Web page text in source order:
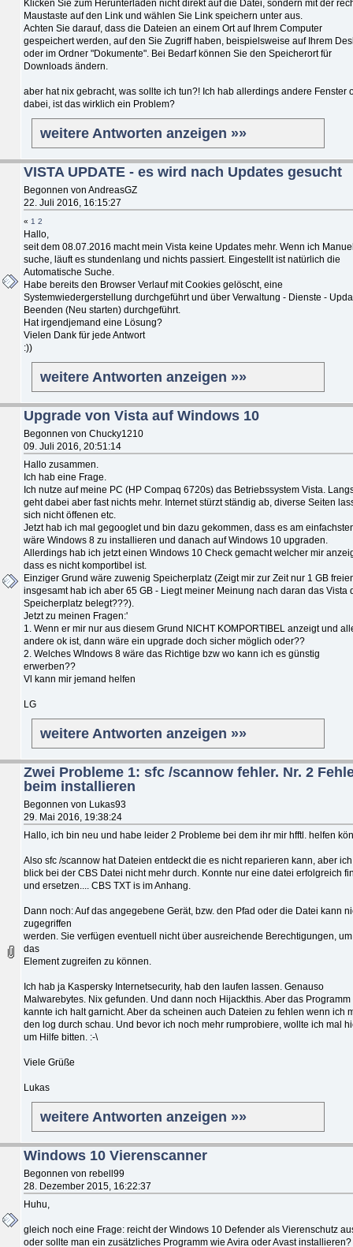
Klicken Sie zum Herunterladen nicht direkt auf die Datei, sondern mit der
Maustaste auf den Link und wählen Sie Link speichern unter aus.
Achten Sie darauf, dass die Dateien an einem Ort auf Ihrem Computer
gespeichert werden, auf den Sie Zugriff haben, beispielsweise auf Ihrem
oder im Ordner "Dokumente". Bei Bedarf können Sie den Speicherort für
Downloads ändern.
aber hat nix gebracht, was sollte ich tun?! Ich hab allerdings andere Fenster
dabei, ist das wirklich ein Problem?
weitere Antworten anzeigen »»
VISTA UPDATE - es wird nach Updates gesucht
Begonnen von AndreasGZ
22. Juli 2016, 16:15:27
« 1 2
Hallo,
seit dem 08.07.2016 macht mein Vista keine Updates mehr. Wenn ich
suche, läuft es stundenlang und nichts passiert. Eingestellt ist natürlich die
Automatische Suche.
Habe bereits den Browser Verlauf mit Cookies gelöscht, eine
Systemwiedergerstellung durchgeführt und über Verwaltung - Dienste -
Beenden (Neu starten) durchgeführt.
Hat irgendjemand eine Lösung?
Vielen Dank für jede Antwort
:))
weitere Antworten anzeigen »»
Upgrade von Vista auf Windows 10
Begonnen von Chucky1210
09. Juli 2016, 20:51:14
Hallo zusammen.
Ich hab eine Frage.
Ich nutze auf meine PC (HP Compaq 6720s) das Betriebssystem Vista.
geht dabei aber fast nichts mehr. Internet stürzt ständig ab, diverse Seiten
sich nicht öffenen etc.
Jetzt hab ich mal gegooglet und bin dazu gekommen, dass es am
wäre Windows 8 zu installieren und danach auf Windows 10 upgraden.
Allerdings hab ich jetzt einen Windows 10 Check gemacht welcher mir
dass es nicht komportibel ist.
Einziger Grund wäre zuwenig Speicherplatz (Zeigt mir zur Zeit nur 1 GB
insgesamt hab ich aber 65 GB - Liegt meiner Meinung nach daran das Vista
Speicherplatz belegt???).
Jetzt zu meinen Fragen:'
1. Wenn er mir nur aus diesem Grund NICHT KOMPORTIBEL anzeigt und
andere ok ist, dann wäre ein upgrade doch sicher möglich oder??
2. Welches WIndows 8 wäre das Richtige bzw wo kann ich es günstig
erwerben??
Vl kann mir jemand helfen
LG
weitere Antworten anzeigen »»
Zwei Probleme 1: sfc /scannow fehler. Nr. 2
beim installieren
Begonnen von Lukas93
29. Mai 2016, 19:38:24
Hallo, ich bin neu und habe leider 2 Probleme bei dem ihr mir hfftl. helfen
Also sfc /scannow hat Dateien entdeckt die es nicht reparieren kann, aber ich
blick bei der CBS Datei nicht mehr durch. Konnte nur eine datei erfolgreich
und ersetzen.... CBS TXT is im Anhang.
Dann noch: Auf das angegebene Gerät, bzw. den Pfad oder die Datei kann
zugegriffen
werden. Sie verfügen eventuell nicht über ausreichende Berechtigungen,
das
Element zugreifen zu können.
Ich hab ja Kaspersky Internetsecurity, hab den laufen lassen. Genauso
Malwarebytes. Nix gefunden. Und dann noch Hijackthis. Aber das Programm
kannte ich halt garnicht. Aber da scheinen auch Dateien zu fehlen wenn ich
den log durch schau. Und bevor ich noch mehr rumprobiere, wollte ich mal
um Hilfe bitten. :-\
Viele Grüße
Lukas
weitere Antworten anzeigen »»
Windows 10 Vierenscanner
Begonnen von rebell99
28. Dezember 2015, 16:22:37
Huhu,
gleich noch eine Frage: reicht der Windows 10 Defender als Vierenschutz
oder sollte man ein zusätzliches Programm wie Avira oder Avast installieren?